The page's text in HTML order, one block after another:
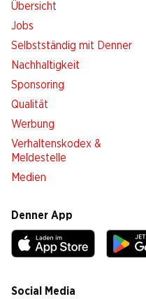
Übersicht
Jobs
Selbstständig mit Denner
Nachhaltigkeit
Sponsoring
Qualität
Werbung
Verhaltenskodex &
Meldestelle
Medien
Denner App
Social Media